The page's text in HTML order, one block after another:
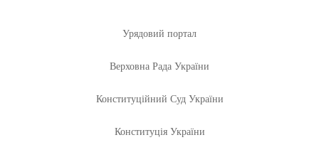
Урядовий портал
Верховна Рада України
Конституційний Суд України
Конституція України